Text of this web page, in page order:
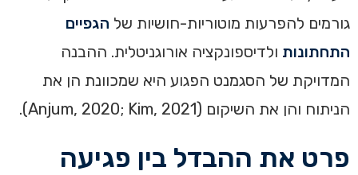
גורמים להפרעות מוטוריות-חושיות של הגפיים
התחתונות ולדיספונקציה אורוגניטלית. ההבנה
המדויקת של הסגמנט הפגוע היא שמכוונת הן את
הניתוח והן את השיקום (Anjum, 2020; Kim, 2021).
פרט את ההבדל בין פגיעה